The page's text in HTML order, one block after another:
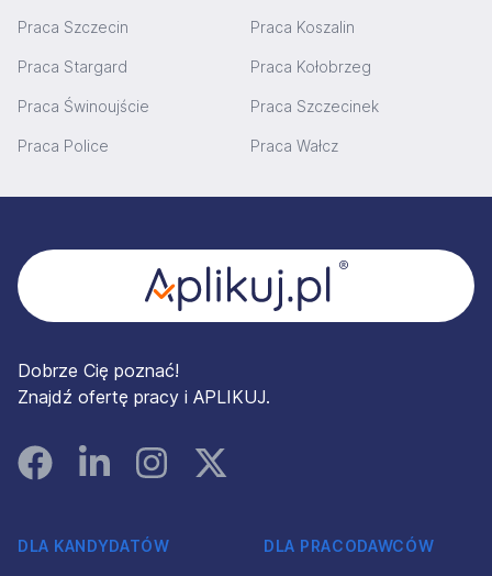
Praca Szczecin Praca Koszalin
Praca Stargard Praca Kołobrzeg
Praca Świnoujście Praca Szczecinek
Praca Police Praca Wałcz
Dobrze Cię poznać!
Znajdź ofertę pracy i APLIKUJ.
FacebookLinked InInstagramInstagram
DLA KANDYDATÓW DLA PRACODAWCÓW